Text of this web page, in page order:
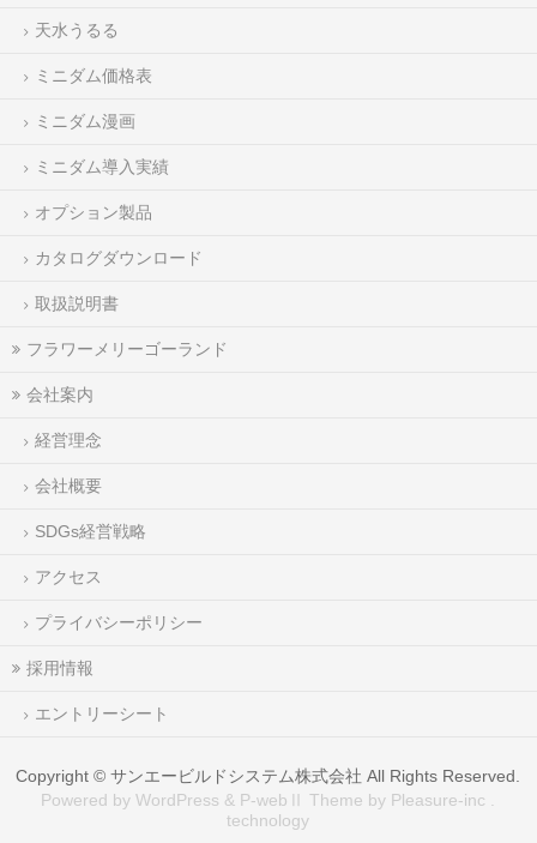
天水うるる
ミニダム価格表
ミニダム漫画
ミニダム導入実績
オプション製品
カタログダウンロード
取扱説明書
フラワーメリーゴーランド
会社案内
経営理念
会社概要
SDGs経営戦略
アクセス
プライバシーポリシー
採用情報
エントリーシート
Copyright ©サンエービルドシステム株式会社 All Rights Reserved.
Powered by WordPress & P-webⅡ Theme by Pleasure-inc .
technology